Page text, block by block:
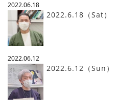
2022.06.18
2022.6.18（Sat）
2022.06.12
2022.6.12（Sun）